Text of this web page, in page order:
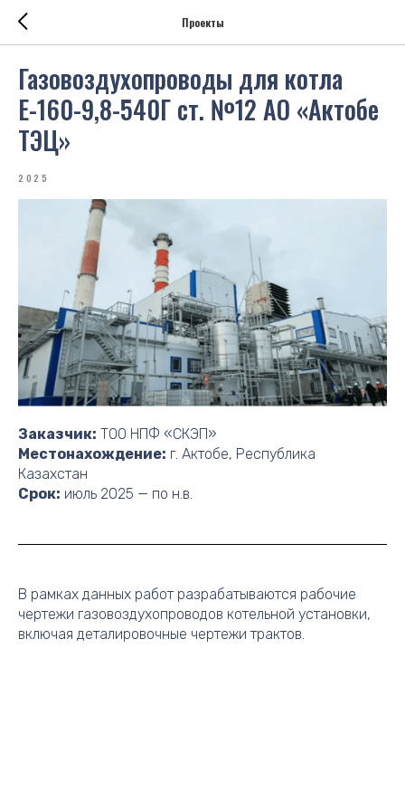
Проекты
Газовоздухопроводы для котла
Е-160-9,8-540Г ст. №12 АО «Актобе
ТЭЦ»
2025
Заказчик: ТОО НПФ «СКЭП»
Местонахождение: г. Актобе, Республика
Казахстан
Срок: июль 2025 — по н.в.
В рамках данных работ разрабатываются рабочие
чертежи газовоздухопроводов котельной установки,
включая деталировочные чертежи трактов.